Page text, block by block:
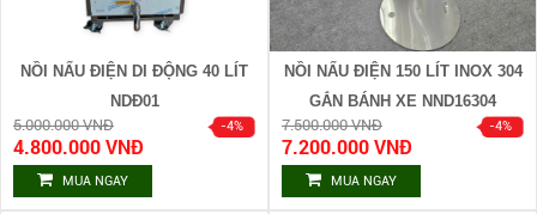
NỒI NẤU ĐIỆN DI ĐỘNG 40 LÍT
NDĐ01
5.000.000 VNĐ
4.800.000 VNĐ
MUA NGAY
NỒI NẤU ĐIỆN 150 LÍT INOX 304
GẮN BÁNH XE NND16304
7.500.000 VNĐ
7.200.000 VNĐ
MUA NGAY